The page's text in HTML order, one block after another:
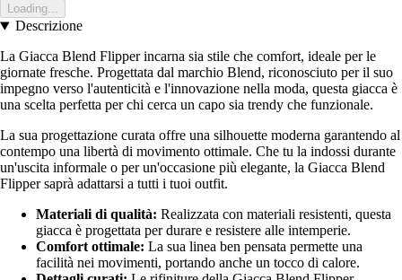
Loading...
Descrizione
La Giacca Blend Flipper incarna sia stile che comfort, ideale per le
giornate fresche. Progettata dal marchio Blend, riconosciuto per il suo
impegno verso l'autenticità e l'innovazione nella moda, questa giacca è
una scelta perfetta per chi cerca un capo sia trendy che funzionale.
La sua progettazione curata offre una silhouette moderna garantendo al
contempo una libertà di movimento ottimale. Che tu la indossi durante
un'uscita informale o per un'occasione più elegante, la Giacca Blend
Flipper saprà adattarsi a tutti i tuoi outfit.
Materiali di qualità: Realizzata con materiali resistenti, questa
giacca è progettata per durare e resistere alle intemperie.
Comfort ottimale: La sua linea ben pensata permette una
facilità nei movimenti, portando anche un tocco di calore.